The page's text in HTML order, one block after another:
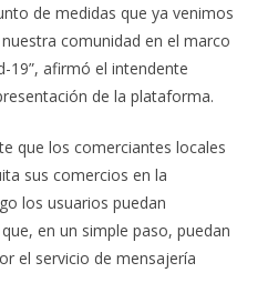
de medidas que ya venimos
comunidad en el marco
19”, afirmó el intendente
de la plataforma.
que los comerciantes locales
sus comercios en la
los usuarios puedan
en un simple paso, puedan
el servicio de mensajería